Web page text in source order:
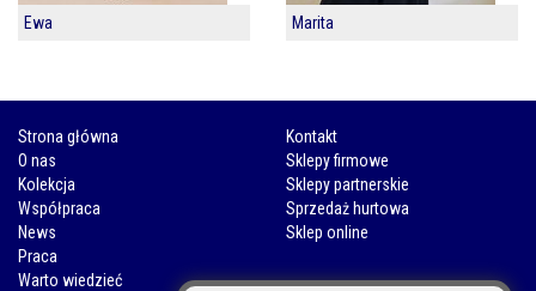
Ewa Marita
Strona główna
O nas
Kolekcja
Współpraca
News
Praca
Warto wiedzieć
Kontakt
Sklepy firmowe
Sklepy partnerskie
Sprzedaż hurtowa
Sklep online